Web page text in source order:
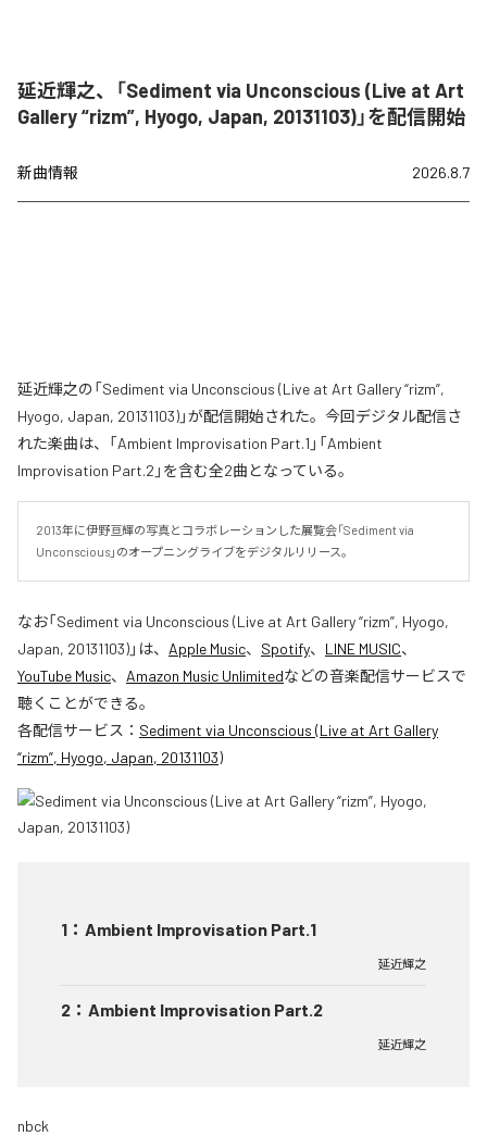
延近輝之、「Sediment via Unconscious (Live at Art
Gallery “rizm”, Hyogo, Japan, 20131103)」を配信開始
新曲情報 2026.8.7
延近輝之の「Sediment via Unconscious (Live at Art Gallery “rizm”,
Hyogo, Japan, 20131103)」が配信開始された。今回デジタル配信さ
れた楽曲は、「Ambient Improvisation Part.1」「Ambient
Improvisation Part.2」を含む全2曲となっている。
2013年に伊野亘輝の写真とコラボレーションした展覧会「Sediment via
Unconscious」のオープニングライブをデジタルリリース。
なお「Sediment via Unconscious (Live at Art Gallery “rizm”, Hyogo,
Japan, 20131103)」は、 Apple Music、 Spotify、 LINE MUSIC、
YouTube Music、 Amazon Music Unlimitedなどの音楽配信サービスで
聴くことができる。
各配信サービス： Sediment via Unconscious (Live at Art Gallery
“rizm”, Hyogo, Japan, 20131103)
1 ： Ambient Improvisation Part.1
延近輝之
2 ： Ambient Improvisation Part.2
延近輝之
nbck